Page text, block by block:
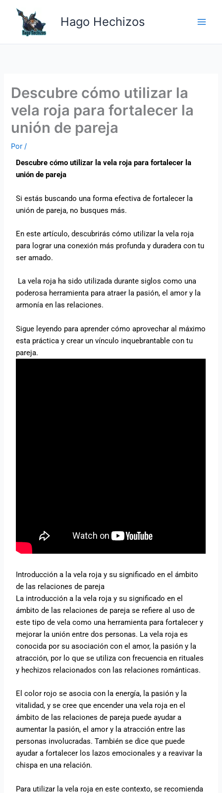
contenido
Hago Hechizos
Descubre cómo utilizar la
vela roja para fortalecer la
unión de pareja
Por/
Descubre cómo utilizar la vela roja para fortalecer la
unión de pareja
Si estás buscando una forma efectiva de fortalecer la
unión de pareja, no busques más.
En este artículo, descubrirás cómo utilizar la vela roja
para lograr una conexión más profunda y duradera con tu
ser amado.
La vela roja ha sido utilizada durante siglos como una
poderosa herramienta para atraer la pasión, el amor y la
armonía en las relaciones.
Sigue leyendo para aprender cómo aprovechar al máximo
esta práctica y crear un vínculo inquebrantable con tu
pareja.
Introducción a la vela roja y su significado en el ámbito
de las relaciones de pareja
La introducción a la vela roja y su significado en el
ámbito de las relaciones de pareja se refiere al uso de
este tipo de vela como una herramienta para fortalecer y
mejorar la unión entre dos personas. La vela roja es
conocida por su asociación con el amor, la pasión y la
atracción, por lo que se utiliza con frecuencia en rituales
y hechizos relacionados con las relaciones románticas.
El color rojo se asocia con la energía, la pasión y la
vitalidad, y se cree que encender una vela roja en el
ámbito de las relaciones de pareja puede ayudar a
aumentar la pasión, el amor y la atracción entre las
personas involucradas. También se dice que puede
ayudar a fortalecer los lazos emocionales y a reavivar la
chispa en una relación.
Para utilizar la vela roja en este contexto, se recomienda